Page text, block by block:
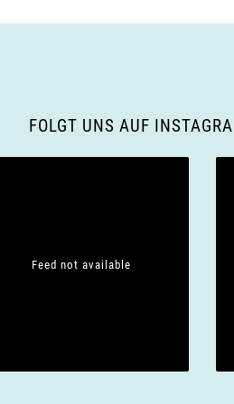
FOLGT UNS AUF
Feed not available